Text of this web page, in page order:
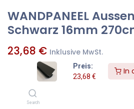
Preis:
23,68 €
In
Search
WANDPANEEL
Schwarz 16mm
23,68 € Inklusive MwSt.